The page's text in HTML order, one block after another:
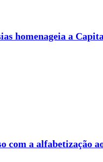
homenageia a
com a alfabetização